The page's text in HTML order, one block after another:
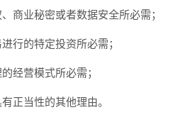
业秘密或者数据安全所必需；
的特定投资所必需；
营模式所必需；
当性的其他理由。